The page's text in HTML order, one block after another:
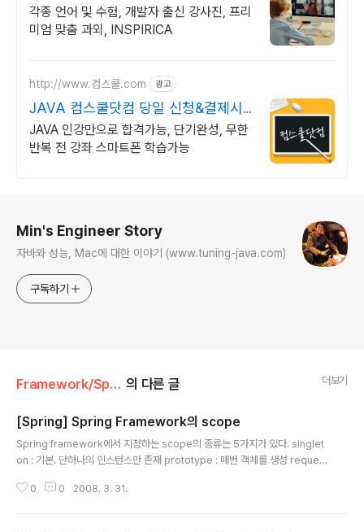
들과 함께
각종 언어 및 수험, 개발자 출신 강사진, 프리
미엄 맞춤 과외, INSPIRICA
http://www.컴스쿨.com 광고
JAVA 컴스쿨닷컴 당일 신청&결제시
기프티콘!
JAVA 인강만으로 합격가능, 단기완성, 무한
반복 전 강좌 스마트폰 학습가능
Min's Engineer Story
자바와 성능, Mac에 대한 이야기 (www.tuning-java.com)
구독하기
Framework/Spring Framework 의 다른 글 더보기
[Spring] Spring Framework의 scope
Spring framework에서 지정하는 scope의 종류는 5가지가 있다. singlet
on : 기본. 단하나의 인스턴스만 존재 prototype : 매번 객체를 생성 request
t 스코프를 가진다. session : WebApplicationContext를 통해서 생성했을
0 0 2008. 3. 31.